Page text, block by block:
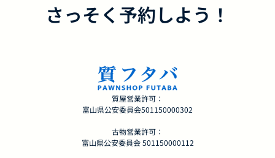
さっそく予約しよう！
質屋営業許可：
富山県公安委員会501150000302
古物営業許可：
富山県公安委員会 501150000112